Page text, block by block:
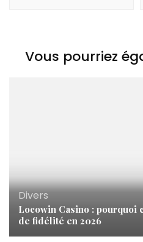
Vous pourriez
Divers
Locowin Casino : pourquoi
de fidélité en 2026